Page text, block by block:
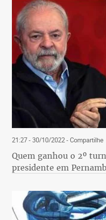
21:27 - 30/10/2022- Compartilhe
Quem ganhou o 2º
presidente em